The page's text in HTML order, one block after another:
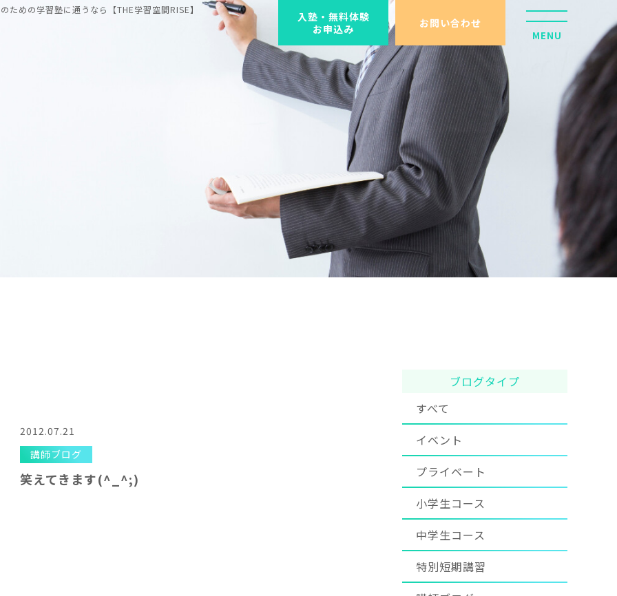
めの学習塾に通うなら【THE学習空間RISE】
入塾・無料体験
お申込み
お問い合わせ
MENU
2012.07.21
講師ブログ
笑えてきます(^_^;)
ブログタイプ
すべて
イベント
プライベート
小学生コース
中学生コース
特別短期講習